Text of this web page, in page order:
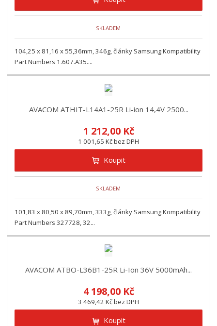
SKLADEM
104,25 x 81,16 x 55,36mm, 346g, články Samsung Kompatibility
Part Numbers 1.607.A35....
AVACOM ATHIT-L14A1-25R Li-ion 14,4V 2500...
1 212,00 Kč
1 001,65 Kč bez DPH
Koupit
SKLADEM
101,83 x 80,50 x 89,70mm, 333g, články Samsung Kompatibility
Part Numbers 327728, 32...
AVACOM ATBO-L36B1-25R Li-Ion 36V 5000mAh...
4 198,00 Kč
3 469,42 Kč bez DPH
Koupit